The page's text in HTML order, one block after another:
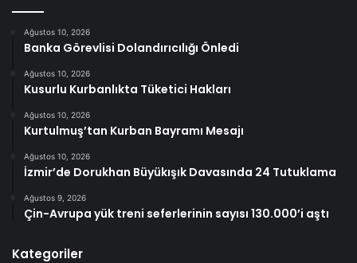
Ağustos 10, 2026
Banka Görevlisi Dolandırıcılığı Önledi
Ağustos 10, 2026
Kusurlu Kurbanlıkta Tüketici Hakları
Ağustos 10, 2026
Kurtulmuş’tan Kurban Bayramı Mesajı
Ağustos 10, 2026
İzmir’de Dorukhan Büyükışık Davasında 24 Tutuklama
Ağustos 9, 2026
Çin-Avrupa yük treni seferlerinin sayısı 130.000’i aştı
Kategoriler